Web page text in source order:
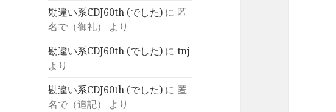
勘違い系CDJ60th (でした) に 匿
名で（御礼）
より
勘違い系CDJ60th (でした) にtnj
より
勘違い系CDJ60th (でした) に 匿
名で（追記）
より